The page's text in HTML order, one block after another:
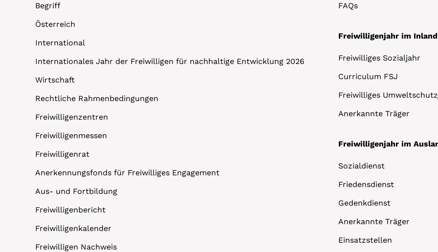
Begriff
Österreich
International
Internationales Jahr der Freiwilligen für nachhaltige Entwicklung 2026
Wirtschaft
Rechtliche Rahmenbedingungen
Freiwilligenzentren
Freiwilligenmessen
Freiwilligenrat
Anerkennungsfonds für Freiwilliges Engagement
Aus- und Fortbildung
Freiwilligenbericht
Freiwilligenkalender
Freiwilligen Nachweis
FAQs
Freiwilligenjahr im Inland
Freiwilliges Sozialjahr
Curriculum FSJ
Freiwilliges
Anerkannte Träger
Freiwilligenjahr im
Sozialdienst
Friedensdienst
Gedenkdienst
Anerkannte Träger
Einsatzstellen